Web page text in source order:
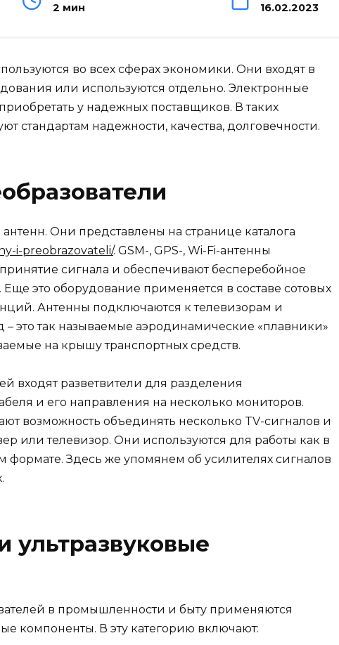
2 мин 16.02.2023
во всех сферах экономики. Они входят в
или используются отдельно. Электронные
у надежных поставщиков. В таких
стандартам надежности, качества, долговечности.
Они представлены на странице каталога
i-preobrazovateli/. GSM-, GPS-, Wi-Fi-антенны
сигнала и обеспечивают бесперебойное
это оборудование применяется в составе сотовых
Антенны подключаются к телевизорам и
это так называемые аэродинамические «плавники»
на крышу транспортных средств.
входят разветвители для разделения
и его направления на несколько мониторов.
возможность объединять несколько TV-сигналов и
или телевизор. Они используются для работы как в
формате. Здесь же упомянем об усилителях сигналов
ультразвуковые
в промышленности и быту применяются
компоненты. В эту категорию включают: